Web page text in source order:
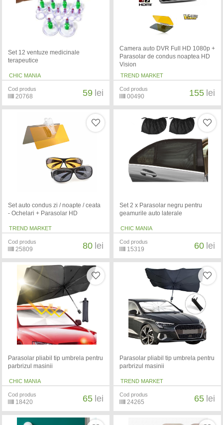
Set 12 ventuze medicinale
terapeutice
CHIC MANIA
Cod produs
20768 59 lei
Camera auto DVR Full HD 1080p +
Parasolar de condus noaptea HD
Vision
TREND MARKET
Cod produs
00490 155 lei
Set auto condus zi / noapte / ceata
- Ochelari + Parasolar HD
TREND MARKET
Cod produs
25809 80 lei
Set 2 x Parasolar negru pentru
geamurile auto laterale
CHIC MANIA
Cod produs
15319 60 lei
Parasolar pliabil tip umbrela pentru
parbrizul masinii
CHIC MANIA
Cod produs
18420 65 lei
Parasolar pliabil tip umbrela pentru
parbrizul masinii
TREND MARKET
Cod produs
24265 65 lei